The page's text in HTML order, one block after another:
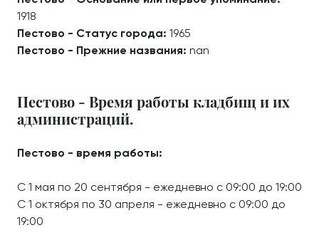
1918
Пестово - Статус города: 1965
Пестово - Прежние названия: nan
Пестово - Время работы кладбищ и их
администраций.
Пестово - время работы:
С 1 мая по 20 сентября - ежедневно с 09:00 до 19:00
С 1 октября по 30 апреля - ежедневно с 09:00 до
19:00